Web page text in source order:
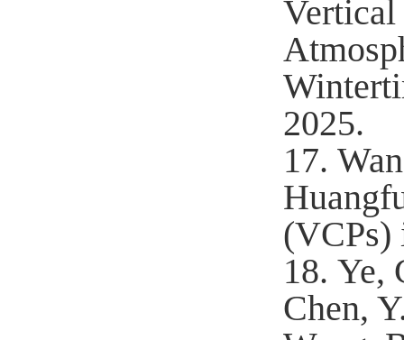
2025.
17.
(VCPs)
18. Ye,
Chen,